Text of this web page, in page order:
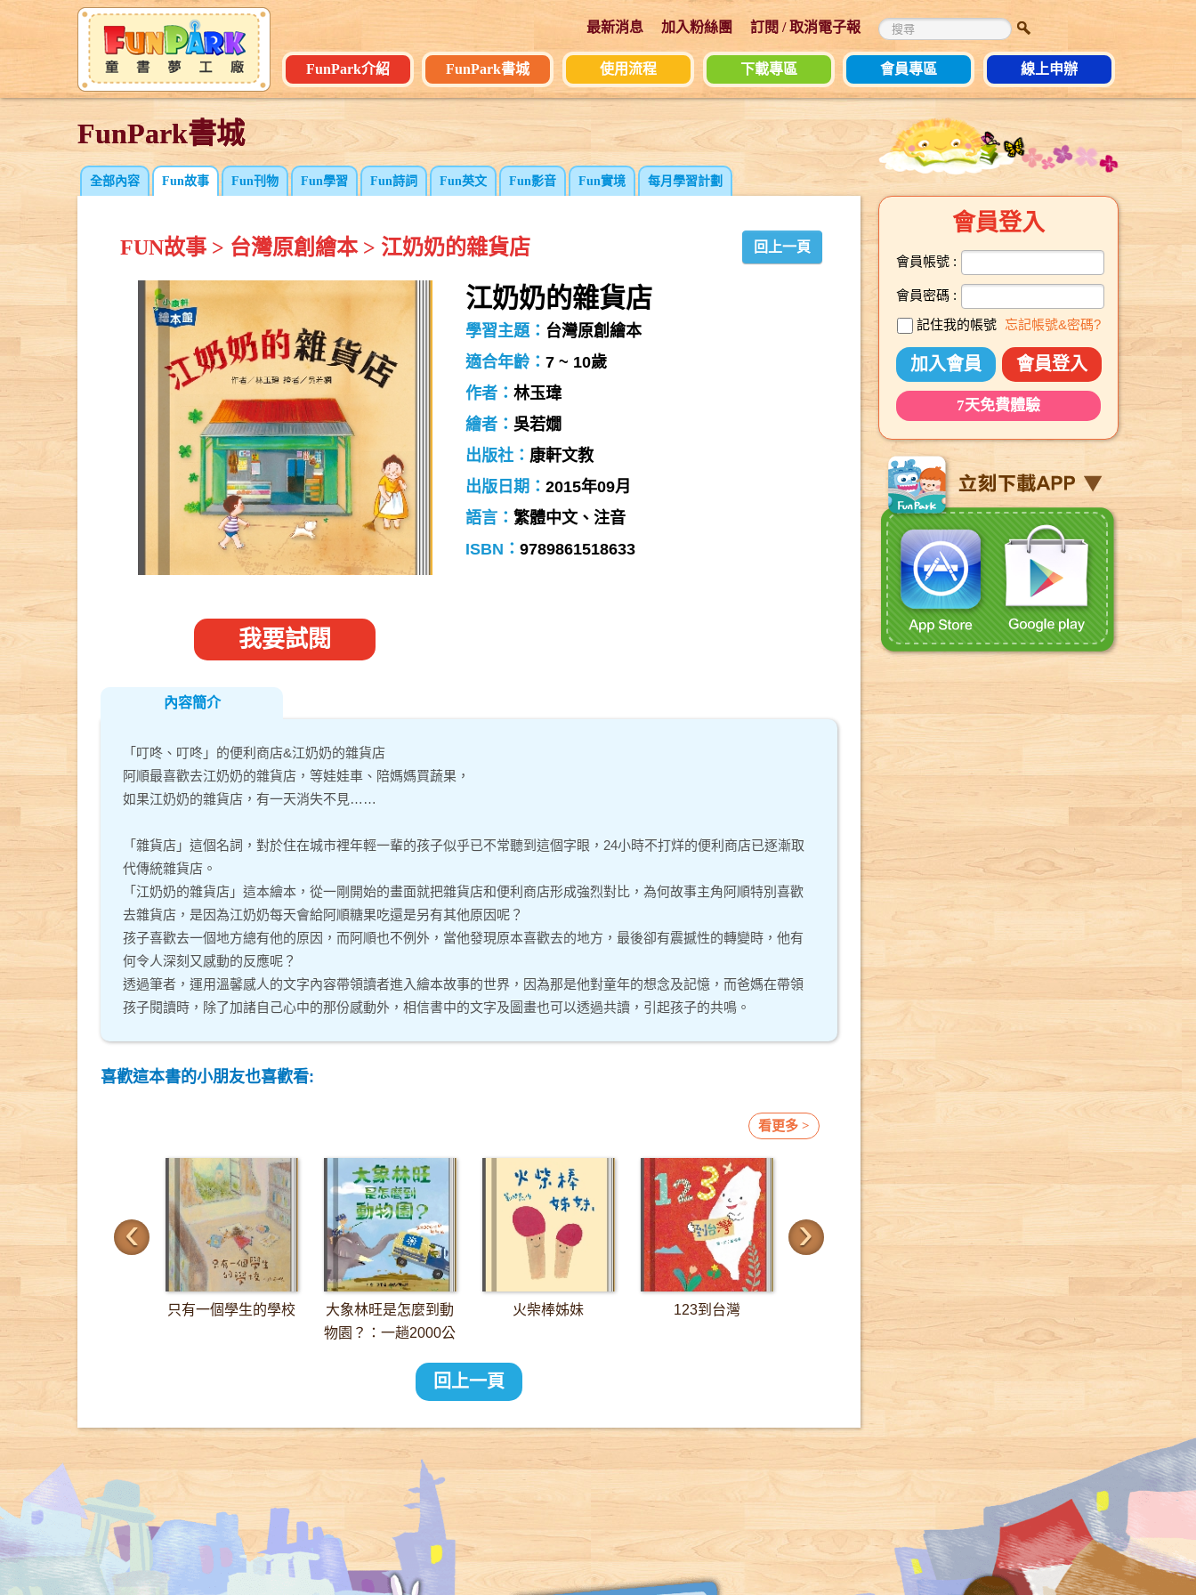
最新消息 加入粉絲團 訂閱 / 取消電子報
FunPark介紹 FunPark書城 使用流程 下載專區 會員專區 線上申辦
FunPark書城
FunPark書城
全部內容 Fun故事 Fun刊物 Fun學習 Fun詩詞 Fun英文 Fun影音 Fun實境 每月學習計劃
FUN故事> 台灣原創繪本> 江奶奶的雜貨店 回上一頁
我要試閱
江奶奶的雜貨店
學習主題： 台灣原創繪本
適合年齡： 7 ~ 10歲
作者： 林玉瑋
繪者： 吳若嫺
出版社： 康軒文教
出版日期： 2015年09月
語言： 繁體中文、注音
ISBN： 9789861518633
內容簡介
「叮咚、叮咚」的便利商店&江奶奶的雜貨店
阿順最喜歡去江奶奶的雜貨店，等娃娃車、陪媽媽買蔬果，
如果江奶奶的雜貨店，有一天消失不見……
「雜貨店」這個名詞，對於住在城市裡年輕一輩的孩子似乎已不常聽到這個字眼，24小時不打烊的便利商店已逐漸取
代傳統雜貨店。
「江奶奶的雜貨店」這本繪本，從一剛開始的畫面就把雜貨店和便利商店形成強烈對比，為何故事主角阿順特別喜歡
去雜貨店，是因為江奶奶每天會給阿順糖果吃還是另有其他原因呢？
孩子喜歡去一個地方總有他的原因，而阿順也不例外，當他發現原本喜歡去的地方，最後卻有震撼性的轉變時，他有
何令人深刻又感動的反應呢？
透過筆者，運用溫馨感人的文字內容帶領讀者進入繪本故事的世界，因為那是他對童年的想念及記憶，而爸媽在帶領
孩子閱讀時，除了加諸自己心中的那份感動外，相信書中的文字及圖畫也可以透過共讀，引起孩子的共鳴。
喜歡這本書的小朋友也喜歡看:
看更多 >
‹ ›
只有一個學生的學校
大象林旺是怎麼到動
物園？：一趟2000公
火柴棒姊妹 123到台灣 卡達
回上一頁
會員登入
會員帳號 :
會員密碼 :
記住我的帳號 忘記帳號&密碼?
加入會員 會員登入
7天免費體驗